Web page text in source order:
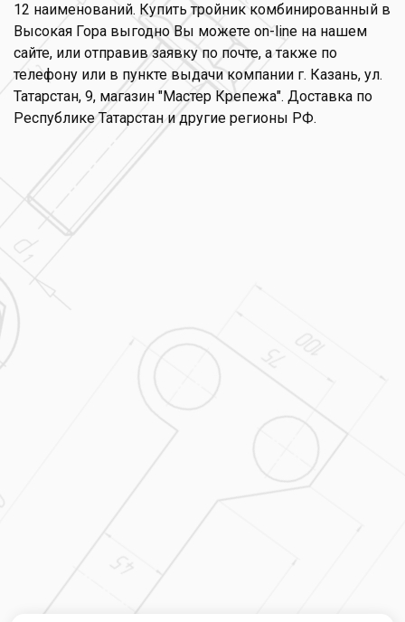
12 наименований. Купить тройник комбинированный в
Высокая Гора выгодно Вы можете on-line на нашем
сайте, или отправив заявку по почте, а также по
телефону или в пункте выдачи компании г. Казань, ул.
Татарстан, 9, магазин "Мастер Крепежа". Доставка по
Республике Татарстан и другие регионы РФ.